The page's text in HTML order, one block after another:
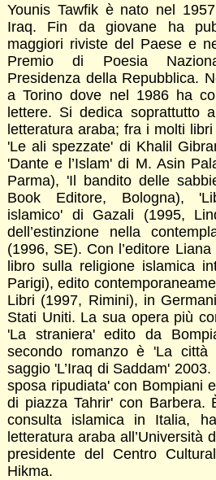
Younis Tawfik è nato nel
Iraq. Fin da giovane ha
maggiori riviste del Paese e
Premio di Poesia
Presidenza della Repubblica.
a Torino dove nel 1986 ha
lettere. Si dedica soprattutto
letteratura araba; fra i molti
'Le ali spezzate' di Khalil
'Dante e l’Islam' di M. Asin
Parma), 'Il bandito delle
Book Editore, Bologna),
islamico' di Gazali (1995,
dell’estinzione nella
(1996, SE). Con l’editore
libro sulla religione islamica
Parigi), edito
Libri (1997, Rimini), in
Stati Uniti. La sua opera più
'La straniera' edito da
secondo romanzo è 'La
saggio 'L’Iraq di Saddam'
sposa ripudiata' con Bompiani
di piazza Tahrir' con Barbera.
consulta islamica in Italia,
letteratura araba all’Università
presidente del Centro
Hikma.